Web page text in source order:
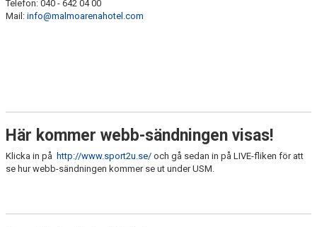
Telefon: 040 - 642 04 00
Mail: info@malmoarenahotel.com
Här kommer webb-sändningen visas!
Klicka in på http://www.sport2u.se/ och gå sedan in på LIVE-fliken för att
se hur webb-sändningen kommer se ut under USM.